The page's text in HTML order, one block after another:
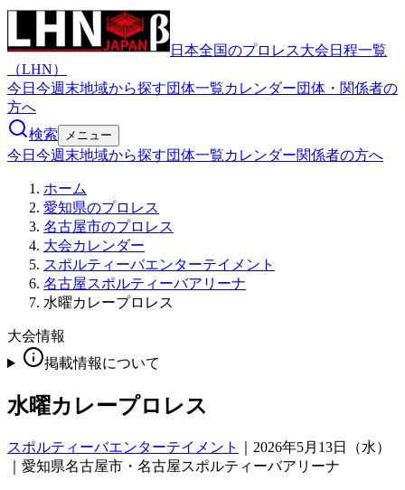
日本全国のプロレス大会日程一覧
（LHN）
今日 今週末地域から探す団体一覧カレンダー団体・関係者の
方へ
検索
メニュー
今日 今週末地域から探す団体一覧カレンダー関係者の方へ
ホーム
愛知県のプロレス
名古屋市のプロレス
大会カレンダー
スポルティーバエンターテイメント
名古屋スポルティーバアリーナ
水曜カレープロレス
大会情報
掲載情報について
水曜カレープロレス
スポルティーバエンターテイメント
2026年5月13日（水）
｜愛知県名古屋市・名古屋スポルティーバアリーナ